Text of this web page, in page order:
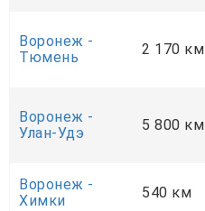
Воронеж -
Тюмень
2 170 км
Воронеж -
Улан-Удэ
5 800 км
Воронеж -
Химки
540 км